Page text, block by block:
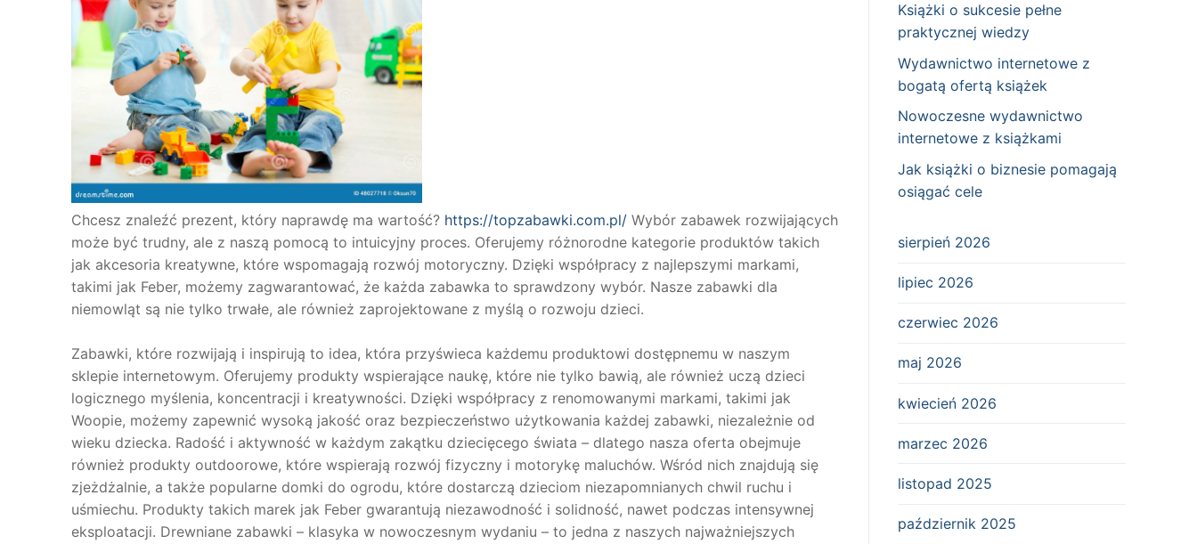
Chcesz znaleźć prezent, który naprawdę ma wartość? https://topzabawki.com.pl/ Wybór zabawek rozwijających
może być trudny, ale z naszą pomocą to intuicyjny proces. Oferujemy różnorodne kategorie produktów takich
jak akcesoria kreatywne, które wspomagają rozwój motoryczny. Dzięki współpracy z najlepszymi markami,
takimi jak Feber, możemy zagwarantować, że każda zabawka to sprawdzony wybór. Nasze zabawki dla
niemowląt są nie tylko trwałe, ale również zaprojektowane z myślą o rozwoju dzieci.
Zabawki, które rozwijają i inspirują to idea, która przyświeca każdemu produktowi dostępnemu w naszym
sklepie internetowym. Oferujemy produkty wspierające naukę, które nie tylko bawią, ale również uczą dzieci
logicznego myślenia, koncentracji i kreatywności. Dzięki współpracy z renomowanymi markami, takimi jak
Woopie, możemy zapewnić wysoką jakość oraz bezpieczeństwo użytkowania każdej zabawki, niezależnie od
wieku dziecka. Radość i aktywność w każdym zakątku dziecięcego świata – dlatego nasza oferta obejmuje
również produkty outdoorowe, które wspierają rozwój fizyczny i motorykę maluchów. Wśród nich znajdują się
zjeżdżalnie, a także popularne domki do ogrodu, które dostarczą dzieciom niezapomnianych chwil ruchu i
uśmiechu. Produkty takich marek jak Feber gwarantują niezawodność i solidność, nawet podczas intensywnej
eksploatacji. Drewniane zabawki – klasyka w nowoczesnym wydaniu – to jedna z naszych najważniejszych
Książki o sukcesie pełne
praktycznej wiedzy
Wydawnictwo internetowe z
bogatą ofertą książek
Nowoczesne wydawnictwo
internetowe z książkami
Jak książki o biznesie pomagają
osiągać cele
sierpień 2026
lipiec 2026
czerwiec 2026
maj 2026
kwiecień 2026
marzec 2026
listopad 2025
październik 2025